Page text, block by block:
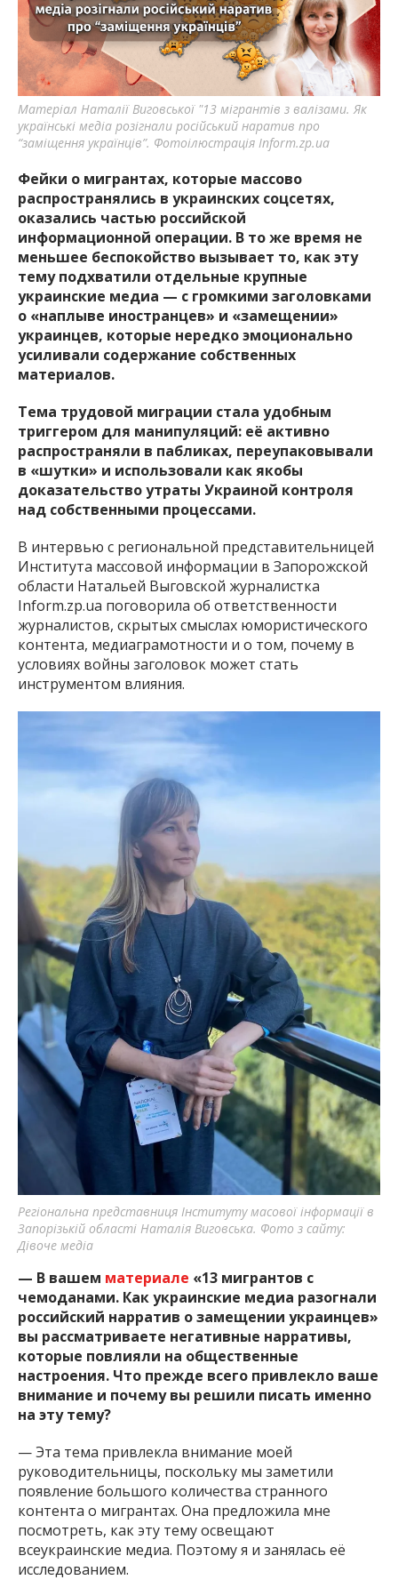
важную информацию о событиях
города Запорожья и области.
Матеріал Наталії Виговської "13 мігрантів з валізами. Як
українські медіа розігнали російський наратив про
“заміщення українців”. Фотоілюстрація Inform.zp.ua
Фейки о мигрантах, которые массово
распространялись в украинских соцсетях,
оказались частью российской
информационной операции. В то же время не
меньшее беспокойство вызывает то, как эту
тему подхватили отдельные крупные
украинские медиа — с громкими заголовками
о «наплыве иностранцев» и «замещении»
украинцев, которые нередко эмоционально
усиливали содержание собственных
материалов.
Тема трудовой миграции стала удобным
триггером для манипуляций: её активно
распространяли в пабликах, переупаковывали
в «шутки» и использовали как якобы
доказательство утраты Украиной контроля
над собственными процессами.
В интервью с региональной представительницей
Института массовой информации в Запорожской
области Натальей Выговской журналистка
Inform.zp.ua поговорила об ответственности
журналистов, скрытых смыслах юмористического
контента, медиаграмотности и о том, почему в
условиях войны заголовок может стать
инструментом влияния.
Регіональна представниця Інституту масової інформації в
Запорізькій області Наталія Виговська. Фото з сайту:
Дівоче медіа
— В вашем материале «13 мигрантов с
чемоданами. Как украинские медиа разогнали
российский нарратив о замещении украинцев»
вы рассматриваете негативные нарративы,
которые повлияли на общественные
настроения. Что прежде всего привлекло ваше
внимание и почему вы решили писать именно
на эту тему?
— Эта тема привлекла внимание моей
руководительницы, поскольку мы заметили
появление большого количества странного
контента о мигрантах. Она предложила мне
посмотреть, как эту тему освещают
всеукраинские медиа. Поэтому я и занялась её
исследованием.